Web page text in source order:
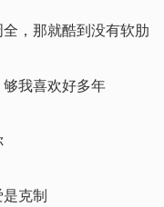
，那就酷到没有软肋
我喜欢好多年
克制